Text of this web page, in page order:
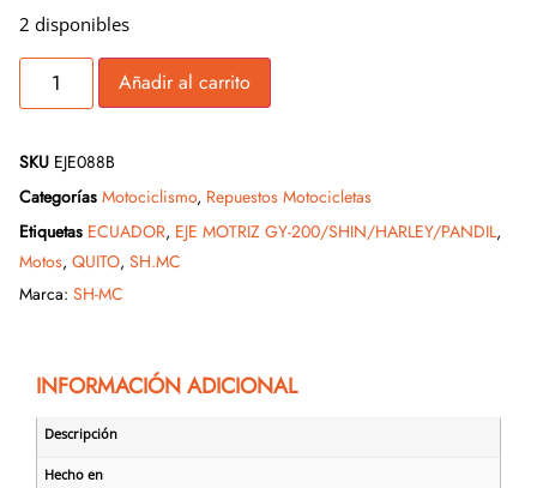
2 disponibles
Añadir al carrito
SKU EJE088B
Categorías Motociclismo, Repuestos Motocicletas
Etiquetas ECUADOR, EJE MOTRIZ GY-200/SHIN/HARLEY/PANDIL,
Motos, QUITO, SH.MC
Marca: SH-MC
INFORMACIÓN ADICIONAL
Descripción
Hecho en